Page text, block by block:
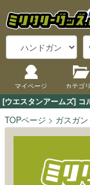
[ウエスタンアームズ] コ
マイページ カテゴ
TOPページ ガスガン